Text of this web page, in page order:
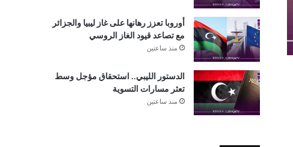
أوروبا تعزز رهانها على غاز ليبيا والجزائر
مع تصاعد قيود الغاز الروسي
منذ ساعتين
الدستور الليبي.. استحقاق مؤجل وسط
تعثر مسارات التسوية
منذ ساعتين